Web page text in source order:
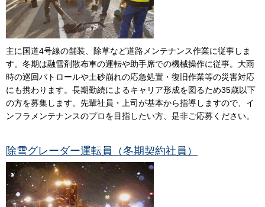
主に国道4号線の舗装、除草など道路メンテナンス作業に従事しま
す。冬期は融雪剤散布車の運転や助手席での機械操作に従事。大雨
時の巡回パトロールや土砂崩れの応急処置・復旧作業等の災害対応
にも携わります。長期勤続によるキャリア形成を図るため35歳以下
の方を募集します。先輩社員・上司が基本から指導しますので、イ
ンフラメンテナンスのプロを目指したい方、是非ご応募ください。
除雪グレーダー運転員（冬期契約社員）